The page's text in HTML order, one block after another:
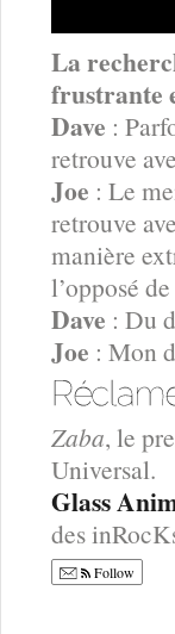
La
frustrante
Dave :
retrouve
Joe : Le
retrouve
manière
l’opposé
Dave : Du
Joe : Mon
Zaba, le
Universal.
Glass
des
Follow